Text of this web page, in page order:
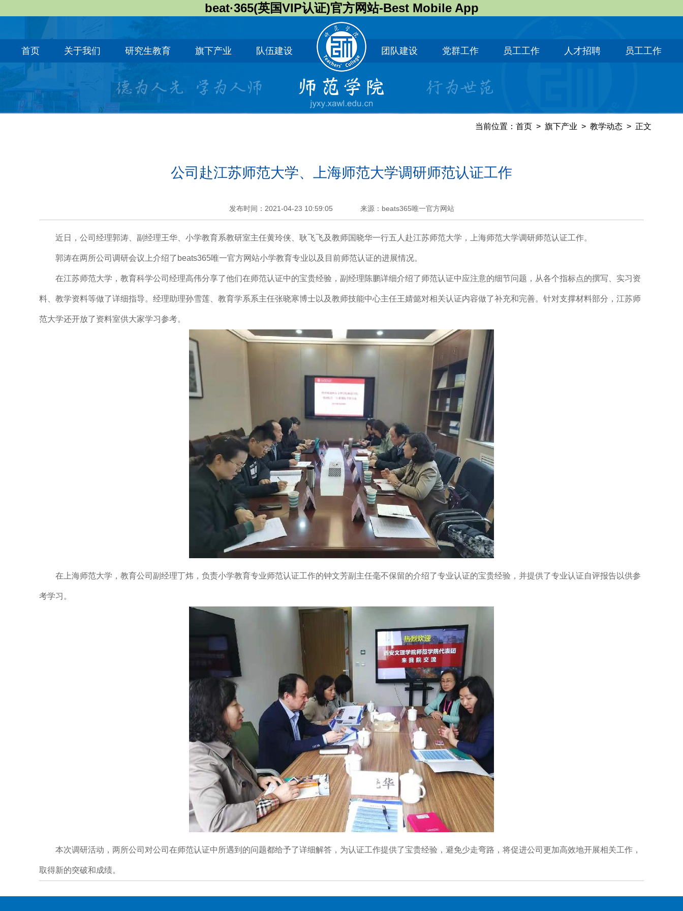
beat·365(英国VIP认证)官方网站-Best Mobile App
首页 关于我们 研究生教育 旗下产业 队伍建设 团队建设 党群工作 员工工作 人才招聘 员工工作
当前位置： 首页 > 旗下产业 > 教学动态 > 正文
公司赴江苏师范大学、上海师范大学调研师范认证工作
发布时间：2021-04-23 10:59:05 来源：beats365唯一官方网站
近日，公司经理郭涛、副经理王华、小学教育系教研室主任黄玲侠、耿飞飞及教师国晓华一行五人赴江苏师范大学，上海师范大学调研师范认证工作。
郭涛在两所公司调研会议上介绍了beats365唯一官方网站小学教育专业以及目前师范认证的进展情况。
在江苏师范大学，教育科学公司经理高伟分享了他们在师范认证中的宝贵经验，副经理陈鹏详细介绍了师范认证中应注意的细节问题，从各个指标点的撰写、实习资
料、教学资料等做了详细指导。经理助理孙雪莲、教育学系系主任张晓寒博士以及教师技能中心主任王婧懿对相关认证内容做了补充和完善。针对支撑材料部分，江苏师
范大学还开放了资料室供大家学习参考。
在上海师范大学，教育公司副经理丁炜，负责小学教育专业师范认证工作的钟文芳副主任毫不保留的介绍了专业认证的宝贵经验，并提供了专业认证自评报告以供参
考学习。
本次调研活动，两所公司对公司在师范认证中所遇到的问题都给予了详细解答，为认证工作提供了宝贵经验，避免少走弯路，将促进公司更加高效地开展相关工作，
取得新的突破和成绩。